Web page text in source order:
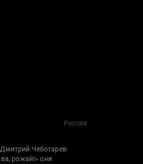
Россия
Чеботарев
рожай!» они